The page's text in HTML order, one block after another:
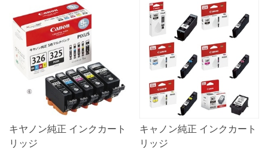
キヤノン純正 インクカート
リッジ
キャノン純正 インクカート
リッジ